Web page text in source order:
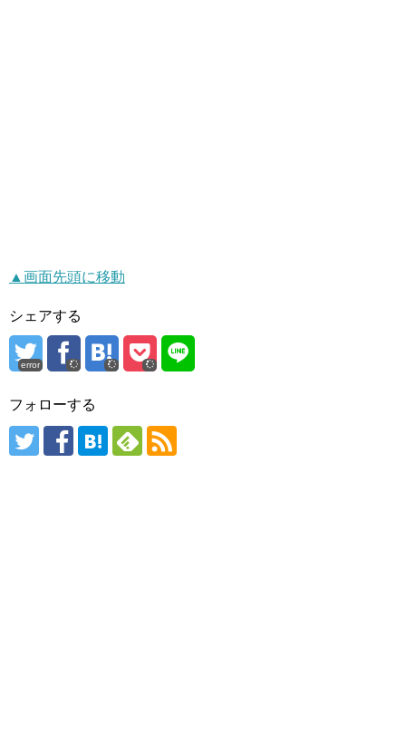
▲画面先頭に移動
シェアする
error
フォローする